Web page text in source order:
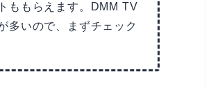
ももらえます。DMM TV
多いので、まずチェック